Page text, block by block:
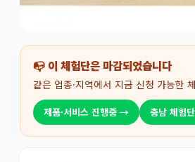
📭 이 체험단은 마감되었습니다
같은 업종·지역에서 지금 신청 가능한
제품·서비스 진행중 → 충남 체험